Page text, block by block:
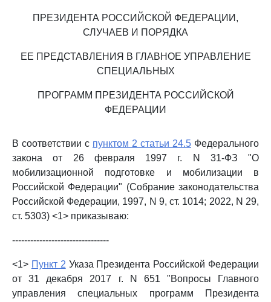
ПРЕЗИДЕНТА РОССИЙСКОЙ ФЕДЕРАЦИИ,
СЛУЧАЕВ И ПОРЯДКА
ЕЕ ПРЕДСТАВЛЕНИЯ В ГЛАВНОЕ УПРАВЛЕНИЕ
СПЕЦИАЛЬНЫХ
ПРОГРАММ ПРЕЗИДЕНТА РОССИЙСКОЙ
ФЕДЕРАЦИИ
В соответствии с пунктом 2 статьи 24.5 Федерального
закона от 26 февраля 1997 г. N 31-ФЗ "О
мобилизационной подготовке и мобилизации в
Российской Федерации" (Собрание законодательства
Российской Федерации, 1997, N 9, ст. 1014; 2022, N 29,
ст. 5303) <1> приказываю:
--------------------------------
<1> Пункт 2 Указа Президента Российской Федерации
от 31 декабря 2017 г. N 651 "Вопросы Главного
управления специальных программ Президента